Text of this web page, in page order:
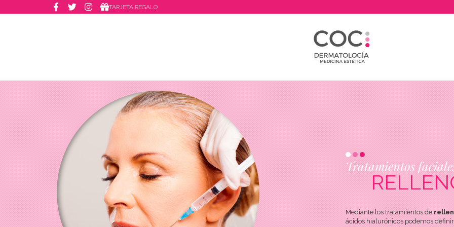
TARJETA REGALO
Tratamientos
Mediante los tratamientos de
ácidos hialurónicos podemos